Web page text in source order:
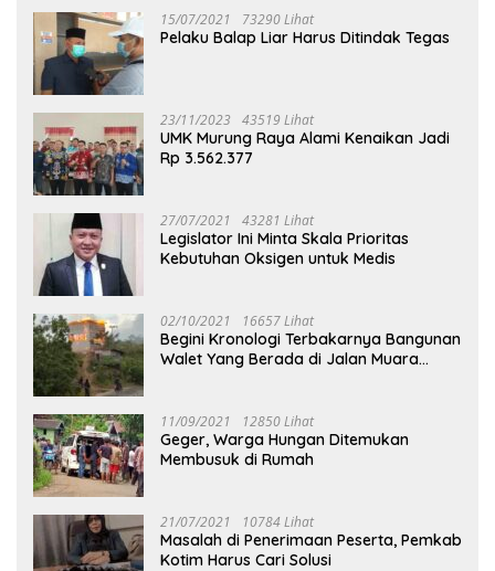
15/07/2021 73290 Lihat
Pelaku Balap Liar Harus Ditindak Tegas
23/11/2023 43519 Lihat
UMK Murung Raya Alami Kenaikan Jadi
Rp 3.562.377
27/07/2021 43281 Lihat
Legislator Ini Minta Skala Prioritas
Kebutuhan Oksigen untuk Medis
02/10/2021 16657 Lihat
Begini Kronologi Terbakarnya Bangunan
Walet Yang Berada di Jalan Muara
11/09/2021 12850 Lihat
Geger, Warga Hungan Ditemukan
Membusuk di Rumah
21/07/2021 10784 Lihat
Masalah di Penerimaan Peserta, Pemkab
Kotim Harus Cari Solusi